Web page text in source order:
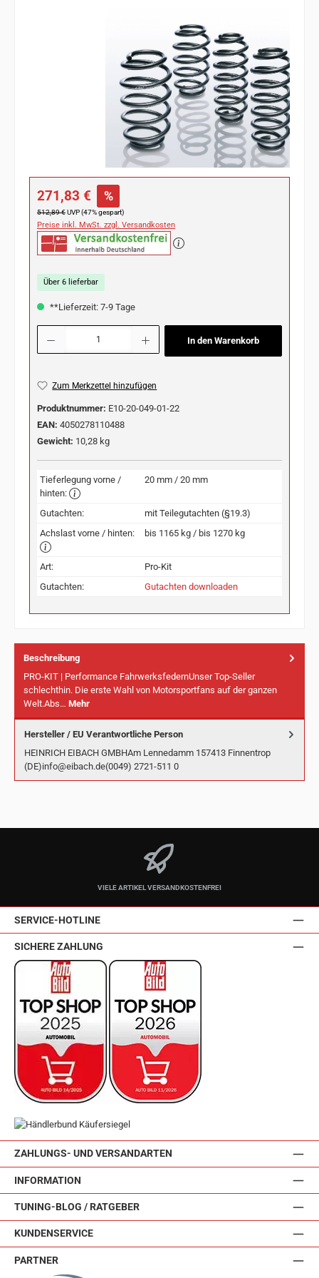
Verkaufspreis:
271,83 € %
Regulärer Preis:
512,89 €UVP (47% gespart)
Preise inkl. MwSt. zzgl. Versandkosten
Über 6 lieferbar
**Lieferzeit: 7-9 Tage
Produkt Anzahl: Gib den gewünschten Wert ein oder benutze die Schaltflächen
In den Warenkorb
Zum Merkzettel hinzufügen
Produktnummer: E10-20-049-01-22
EAN: 4050278110488
Gewicht: 10,28 kg
Tieferlegung vorne /
hinten:
20 mm / 20 mm
Gutachten:
mit Teilegutachten (§19.3)
Achslast vorne / hinten:
bis 1165 kg / bis 1270 kg
Art:
Pro-Kit
Gutachten:
Gutachten downloaden
Beschreibung
PRO-KIT | Performance FahrwerksfedernUnser Top-Seller
schlechthin. Die erste Wahl von Motorsportfans auf der ganzen
Welt.Abs… Mehr
Hersteller / EU Verantwortliche Person
HEINRICH EIBACH GMBHAm Lennedamm 157413 Finnentrop
(DE)info@eibach.de(0049) 2721-511 0
VIELE ARTIKEL VERSANDKOSTENFREI
SERVICE-HOTLINE
ZAHLUNGS- UND VERSANDARTEN
INFORMATION
TUNING-BLOG / RATGEBER
KUNDENSERVICE
SICHERE ZAHLUNG
PARTNER